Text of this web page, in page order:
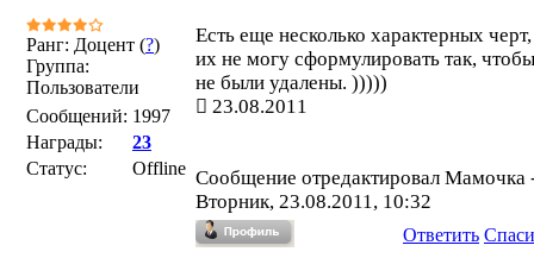
Ранг: Доцент (?)
Группа:
Пользователи
Сообщений: 1997
Награды:
23
Статус:
Offline
Есть еще несколько характерных
их не могу сформулировать так,
не были удалены. )))))
23.08.2011
Сообщение отредактировал Мамочка
Вторник, 23.08.2011, 10:32
Ответить